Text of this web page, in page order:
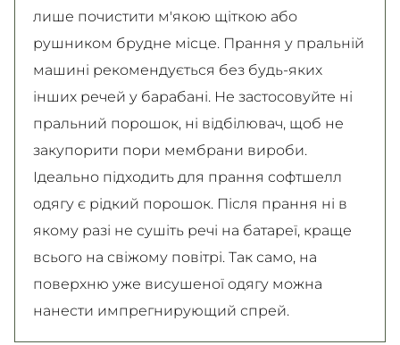
лише почистити м'якою щіткою або
рушником брудне місце. Прання у пральній
машині рекомендується без будь-яких
інших речей у барабані. Не застосовуйте ні
пральний порошок, ні відбілювач, щоб не
закупорити пори мембрани вироби.
Ідеально підходить для прання софтшелл
одягу є рідкий порошок. Після прання ні в
якому разі не сушіть речі на батареї, краще
всього на свіжому повітрі. Так само, на
поверхню уже висушеної одягу можна
нанести импрегнирующий спрей.